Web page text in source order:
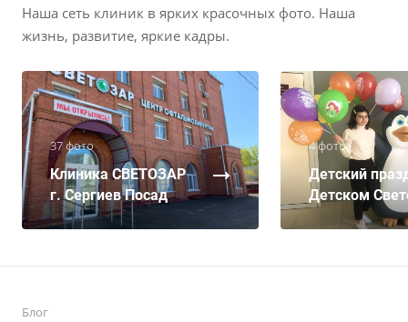
Наша сеть клиник в ярких красочных фото. Наша
жизнь, развитие, яркие кадры.
37 фото
Клиника СВЕТОЗАР
г. Сергиев Посад
4 фото
Детский
Детском
Блог